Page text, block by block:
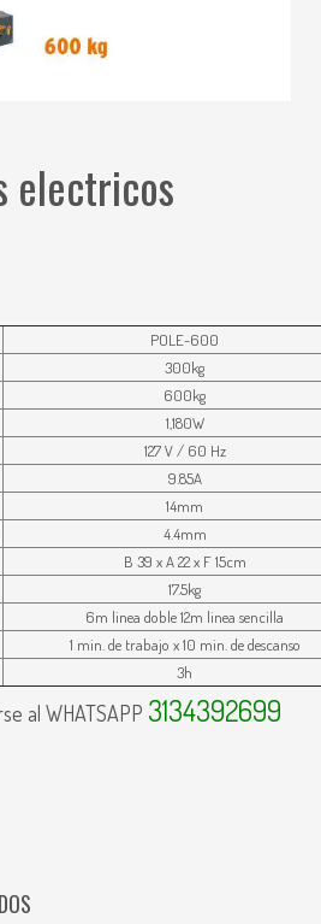
electricos
POLE-600
300kg
600kg
1,180W
127 V / 60 Hz
9.85A
14mm
4.4mm
B 39 x A 22 x F 15cm
17.5kg
6m linea doble 12m linea sencilla
1 min. de trabajo x 10 min. de descanso
3h
al WHATSAPP 3134392699